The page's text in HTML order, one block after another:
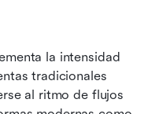
la intensidad
tradicionales
al ritmo de flujos